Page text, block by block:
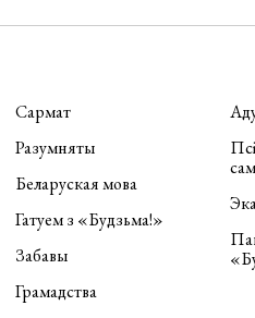
Сармат
Разумняты
Беларуская мова
Гатуем з «Будзьма!»
Забавы
Грамадства